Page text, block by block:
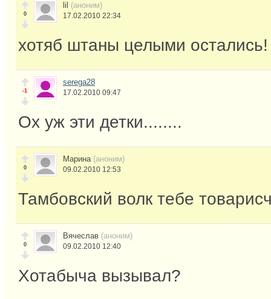
0
lil (аноним)
17.02.2010 22:34
хотяб штаны целыми остались!
-1
serega28
17.02.2010 09:47
Ох уж эти детки........
0
Марина (аноним)
09.02.2010 12:53
Тамбовский волк тебе
0
Вячеслав (аноним)
09.02.2010 12:40
Хотабыча вызывал?